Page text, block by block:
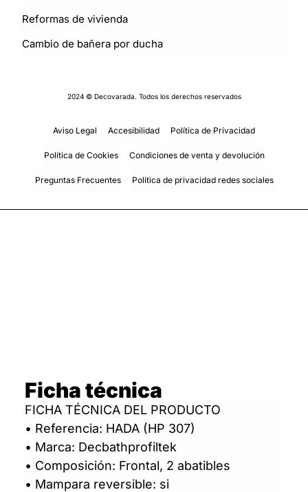
Reformas de vivienda
Cambio de bañera por ducha
Aviso Legal Accesibilidad Política de Privacidad
Política de Cookies Condiciones de venta y devolución
Preguntas Frecuentes Politica de privacidad redes sociales
2024 © Decovarada. Todos los derechos reservados
Ficha técnica
FICHA TÉCNICA DEL PRODUCTO
• Referencia: HADA (HP 307)
• Marca: Decbathprofiltek
• Composición: Frontal, 2 abatibles
• Mampara reversible: si